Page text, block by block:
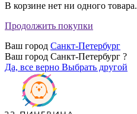
В корзине нет ни одного товара.
Продолжить покупки
Ваш город Санкт-Петербург
Ваш город Санкт-Петербург ?
Да, все верно Выбрать другой